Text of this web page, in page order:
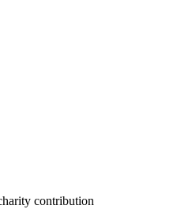
contribution